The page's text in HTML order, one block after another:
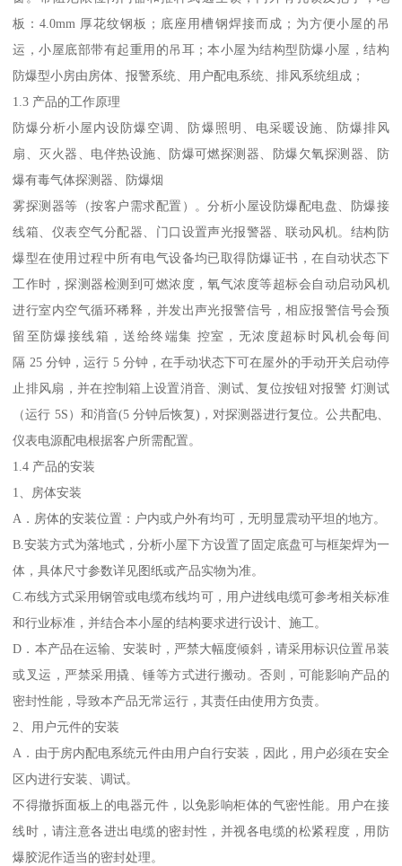
板：4.0mm 厚花纹钢板；底座用槽钢焊接而成；为方便小屋的吊
运，小屋底部带有起重用的吊耳；本小屋为结构型防爆小屋，结构
防爆型小房由房体、报警系统、用户配电系统、排风系统组成；
1.3 产品的工作原理
防爆分析小屋内设防爆空调、防爆照明、电采暖设施、防爆排风
扇、灭火器、电伴热设施、防爆可燃探测器、防爆欠氧探测器、防
爆有毒气体探测器、防爆烟
雾探测器等（按客户需求配置）。分析小屋设防爆配电盘、防爆接
线箱、仪表空气分配器、门口设置声光报警器、联动风机。结构防
爆型在使用过程中所有电气设备均已取得防爆证书，在自动状态下
工作时，探测器检测到可燃浓度，氧气浓度等超标会自动启动风机
进行室内空气循环稀释，并发出声光报警信号，相应报警信号会预
留至防爆接线箱，送给终端集 控室，无浓度超标时风机会每间
隔 25 分钟，运行 5 分钟，在手动状态下可在屋外的手动开关启动停
止排风扇，并在控制箱上设置消音、测试、复位按钮对报警 灯测试
（运行 5S）和消音(5 分钟后恢复)，对探测器进行复位。公共配电、
仪表电源配电根据客户所需配置。
1.4 产品的安装
1、房体安装
A．房体的安装位置：户内或户外有均可，无明显震动平坦的地方。
B.安装方式为落地式，分析小屋下方设置了固定底盘可与框架焊为一
体，具体尺寸参数详见图纸或产品实物为准。
C.布线方式采用钢管或电缆布线均可，用户进线电缆可参考相关标准
和行业标准，并结合本小屋的结构要求进行设计、施工。
D．本产品在运输、安装时，严禁大幅度倾斜，请采用标识位置吊装
或叉运，严禁采用撬、锤等方式进行搬动。否则，可能影响产品的
密封性能，导致本产品无常运行，其责任由使用方负责。
2、用户元件的安装
A．由于房内配电系统元件由用户自行安装，因此，用户必须在安全
区内进行安装、调试。
不得撤拆面板上的电器元件，以免影响柜体的气密性能。用户在接
线时，请注意各进出电缆的密封性，并视各电缆的松紧程度，用防
爆胶泥作适当的密封处理。